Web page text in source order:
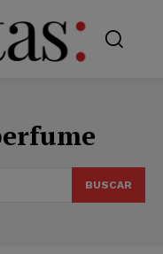
BUSCAR